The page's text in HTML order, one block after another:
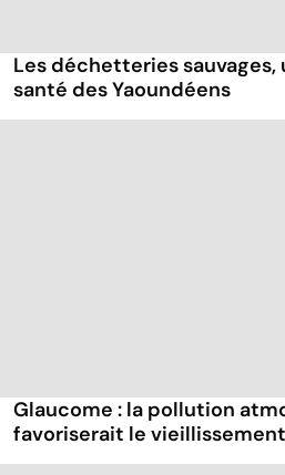
Les déchetteries sauvages,
santé des Yaoundéens
Glaucome : la pollution
favoriserait le